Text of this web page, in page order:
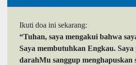
Ikuti doa ini sekarang:
“Tuhan, saya mengakui bahwa
Saya membutuhkan Engkau. Saya
darahMu sanggup menghapuskan